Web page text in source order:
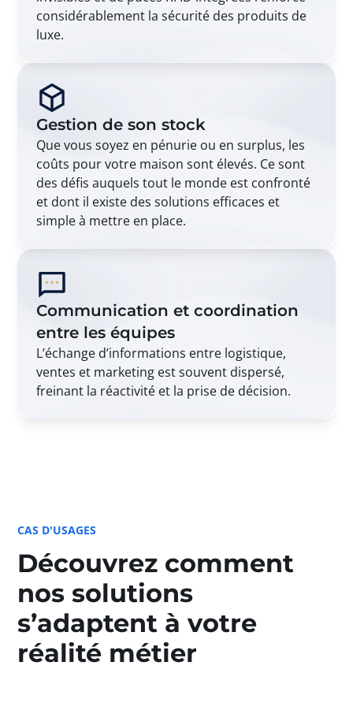
considérablement la sécurité des produits de
luxe.
Gestion de son stock
Que vous soyez en pénurie ou en surplus, les
coûts pour votre maison sont élevés. Ce sont
des défis auquels tout le monde est confronté
et dont il existe des solutions efficaces et
simple à mettre en place.
Communication et coordination
entre les équipes
L’échange d’informations entre logistique,
ventes et marketing est souvent dispersé,
freinant la réactivité et la prise de décision.
CAS D'USAGES
Découvrez comment
nos solutions
s’adaptent à votre
réalité métier